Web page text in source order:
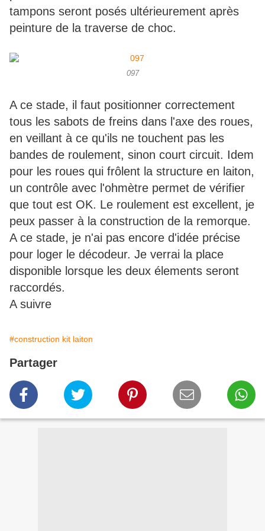
tampons seront posés ultérieurement après
peinture de la traverse de choc.
097
A ce stade, il faut positionner correctement
tous les sabots de freins dans l'axe des roues,
en veillant à ce qu'ils ne touchent pas les
bandes de roulement, sinon court circuit. Idem
pour les roues qui frôlent la structure en laiton,
un contrôle avec l'ohmètre permet de vérifier
que tout est OK. Le roulement est excellent, je
peux passer à la construction de la remorque.
A ce stade, je n'ai pas encore d'idée précise
pour loger le décodeur. Je verrai la place
disponible lorsque les deux élements seront
raccordés.
A suivre
#construction kit laiton
Partager